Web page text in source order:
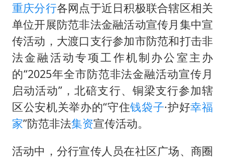
重庆分行各网点于近日积极联合辖区相关
单位开展防范非法金融活动宣传月集中宣
传活动，大渡口支行参加市防范和打击非
法金融活动专项工作机制办公室主办
的“2025年全市防范非法金融活动宣传月
启动活动”，北碚支行、铜梁支行参加辖
区公安机关举办的“守住钱袋子·护好幸福
家”防范非法集资宣传活动。
活动中，分行宣传人员在社区广场、商圈